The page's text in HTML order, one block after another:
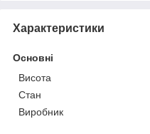
Характеристики
Основні
Висота
Стан
Виробник